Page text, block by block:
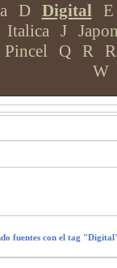
D Digital
E
Italica J
Pincel Q R
W
fuentes con el tag